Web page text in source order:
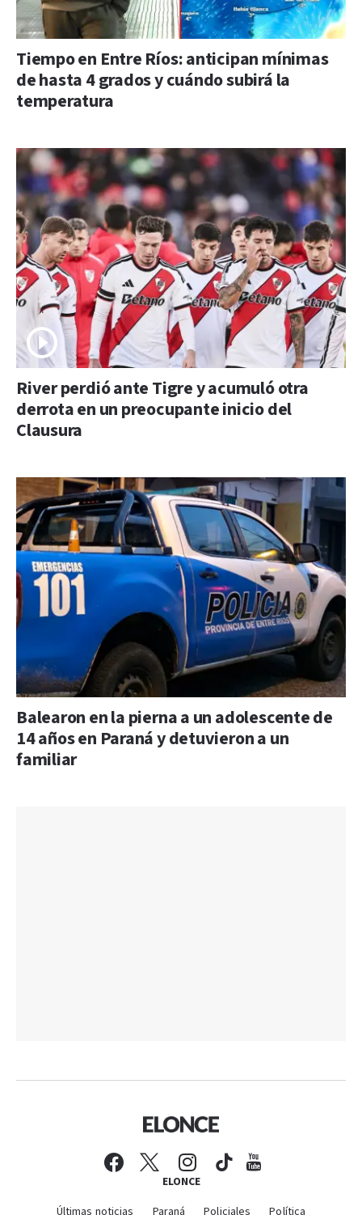
Tiempo en Entre Ríos: anticipan mínimas
de hasta 4 grados y cuándo subirá la
temperatura
River perdió ante Tigre y acumuló otra
derrota en un preocupante inicio del
Clausura
Balearon en la pierna a un adolescente de
14 años en Paraná y detuvieron a un
familiar
ELONCE
Últimas noticias Paraná Policiales Política